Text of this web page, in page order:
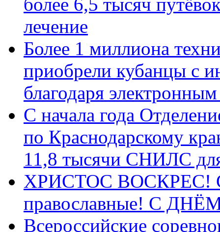
лечение
Более 1 миллиона
приобрели кубанцы с
благодаря
С начала года
по Краснодарскому
11,8 тысячи СНИЛС
ХРИСТОС ВОСКРЕС! С
православные! C
Всероссийские